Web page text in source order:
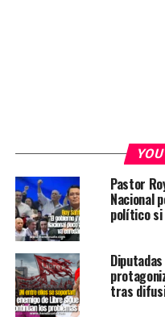
Pastor
Nacional
político si
tras